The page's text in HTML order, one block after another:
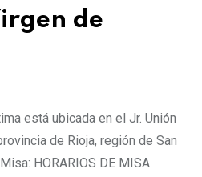
de
está ubicada en el Jr. Unión
de Rioja, región de San
HORARIOS DE MISA